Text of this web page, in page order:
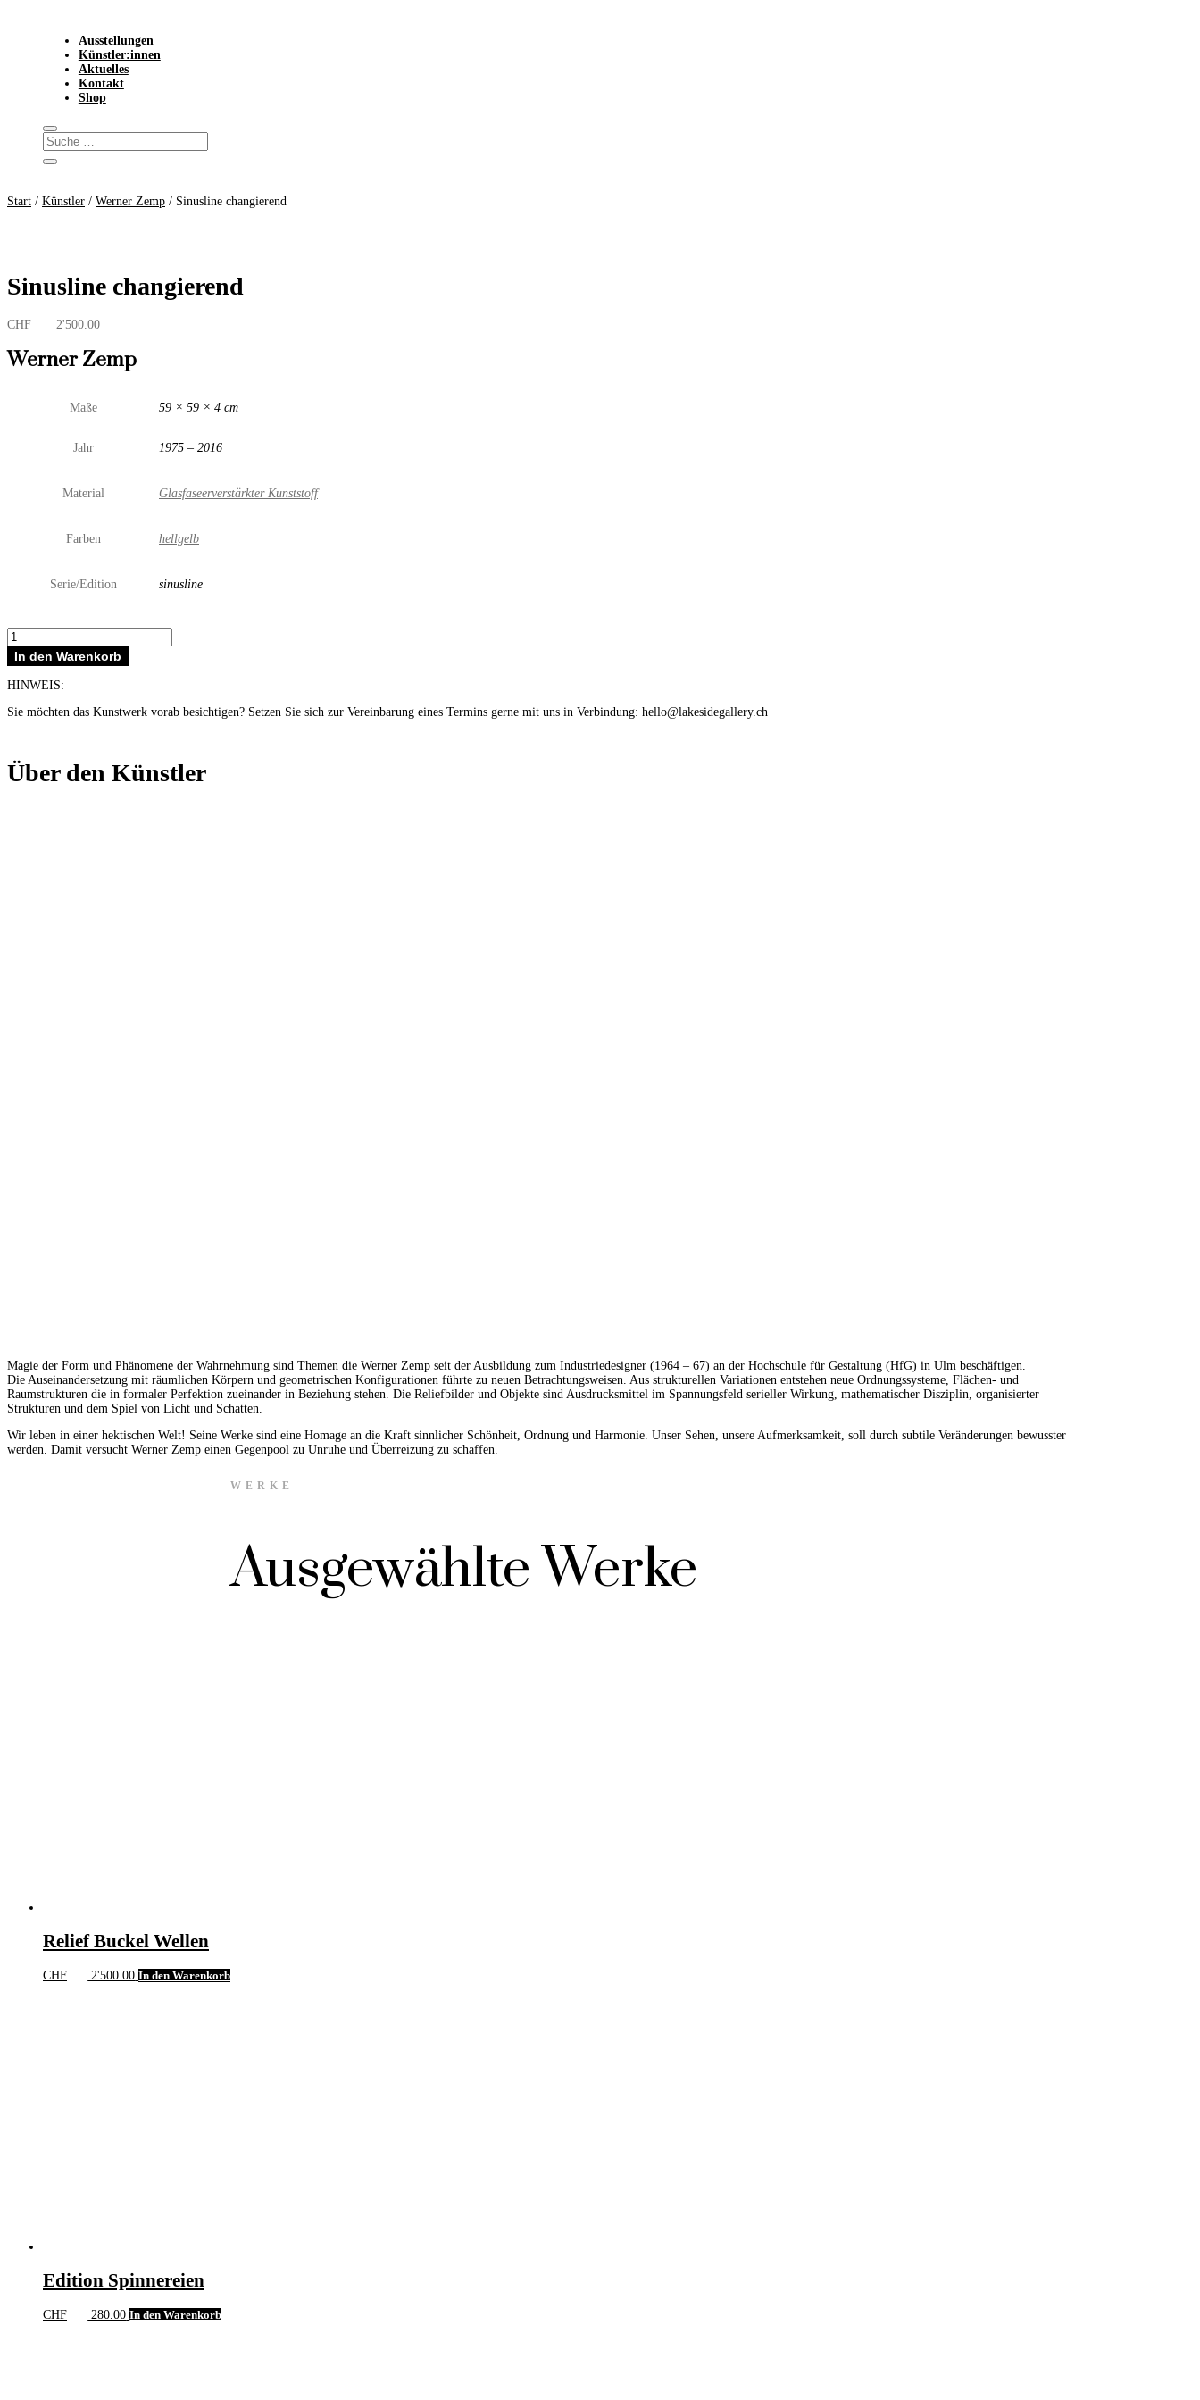
Ausstellungen
Künstler:innen
Aktuelles
Kontakt
Shop
Start / Künstler / Werner Zemp / Sinusline changierend
Sinusline changierend
CHF 2'500.00
Werner Zemp
Maße 59 × 59 × 4 cm
Jahr 1975 – 2016
Material Glasfaseerverstärkter Kunststoff
Farben hellgelb
Serie/Edition sinusline
Sinusline
changierend
Menge
In den Warenkorb
HINWEIS:
Sie möchten das Kunstwerk vorab besichtigen? Setzen Sie sich zur Vereinbarung eines Termins gerne mit uns in Verbindung: hello@lakesidegallery.ch
Über den Künstler
Magie der Form und Phänomene der Wahrnehmung sind Themen die Werner Zemp seit der Ausbildung zum Industriedesigner (1964 – 67) an der Hochschule für Gestaltung (HfG) in Ulm beschäftigen.
Die Auseinandersetzung mit räumlichen Körpern und geometrischen Konfigurationen führte zu neuen Betrachtungsweisen. Aus strukturellen Variationen entstehen neue Ordnungssysteme, Flächen- und
Raumstrukturen die in formaler Perfektion zueinander in Beziehung stehen. Die Reliefbilder und Objekte sind Ausdrucksmittel im Spannungsfeld serieller Wirkung, mathematischer Disziplin, organisierter
Strukturen und dem Spiel von Licht und Schatten.
Wir leben in einer hektischen Welt! Seine Werke sind eine Homage an die Kraft sinnlicher Schönheit, Ordnung und Harmonie. Unser Sehen, unsere Aufmerksamkeit, soll durch subtile Veränderungen bewusster
werden. Damit versucht Werner Zemp einen Gegenpool zu Unruhe und Überreizung zu schaffen.
WERKE
Ausgewählte Werke
Relief Buckel Wellen
CHF 2'500.00 In den Warenkorb
Edition Spinnereien
CHF 280.00 In den Warenkorb